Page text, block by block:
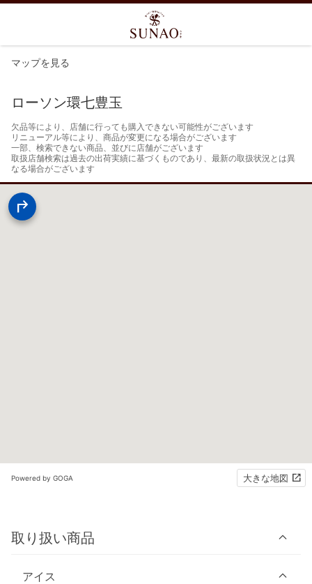
マップを見る
ローソン環七豊玉
欠品等により、店舗に行っても購入できない可能性がございます
リニューアル等により、商品が変更になる場合がございます
一部、検索できない商品、並びに店舗がございます
取扱店舗検索は過去の出荷実績に基づくものであり、最新の取扱状況とは異
なる場合がございます
Powered by GOGA 大きな地図
取り扱い商品
アイス